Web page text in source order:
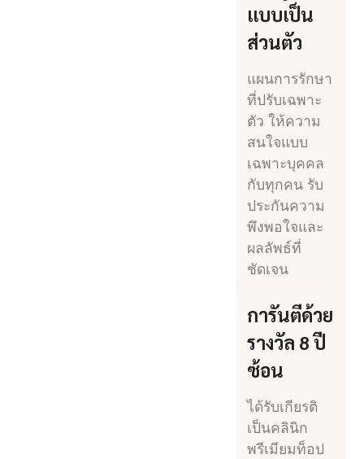
แบบเป็น
ส่วนตัว
แผนการรักษา
ที่ปรับเฉพาะ
ตัว ให้ความ
สนใจแบบ
เฉพาะบุคคล
กับทุกคน รับ
ประกันความ
พึงพอใจและ
ผลลัพธ์ที่
ชัดเจน
การันตีด้วย
รางวัล 8 ปี
ซ้อน
ได้รับเกียรติ
เป็นคลินิก
พรีเมียมท็อป